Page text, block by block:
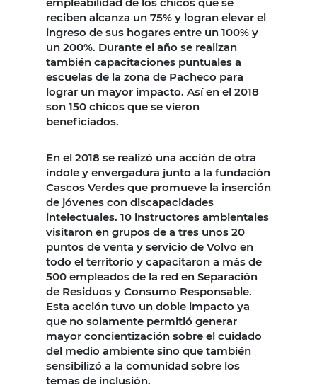
reciben alcanza un 75% y logran elevar el
ingreso de sus hogares entre un 100% y
un 200%. Durante el año se realizan
también capacitaciones puntuales a
escuelas de la zona de Pacheco para
lograr un mayor impacto. Así en el 2018
son 150 chicos que se vieron
beneficiados.
En el 2018 se realizó una acción de otra
índole y envergadura junto a la fundación
Cascos Verdes que promueve la inserción
de jóvenes con discapacidades
intelectuales. 10 instructores ambientales
visitaron en grupos de a tres unos 20
puntos de venta y servicio de Volvo en
todo el territorio y capacitaron a más de
500 empleados de la red en Separación
de Residuos y Consumo Responsable.
Esta acción tuvo un doble impacto ya
que no solamente permitió generar
mayor concientización sobre el cuidado
del medio ambiente sino que también
sensibilizó a la comunidad sobre los
temas de inclusión.